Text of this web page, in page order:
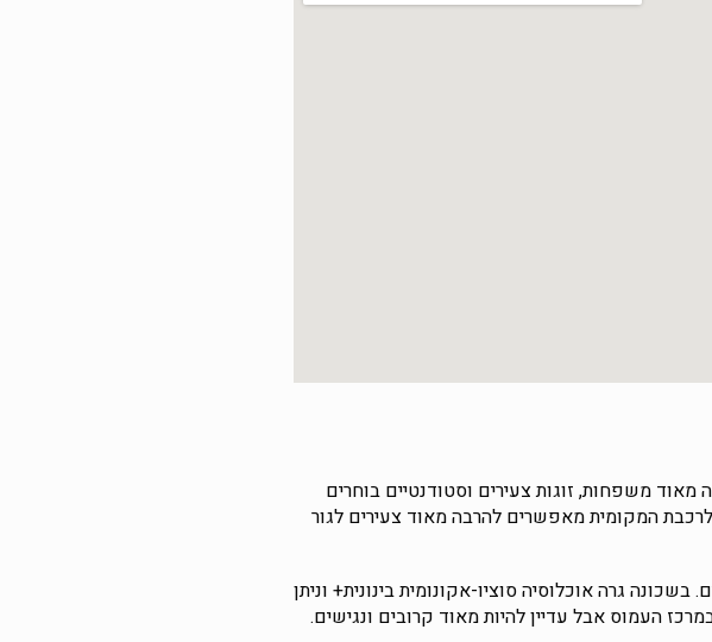
משפחות, זוגות צעירים וסטודנטיים בוחרים
המקומית מאפשרים להרבה מאוד צעירים לגור
גרה אוכלוסיה סוציו-אקונומית בינונית+ וניתן
העמוס אבל עדיין להיות מאוד קרובים ונגישים.